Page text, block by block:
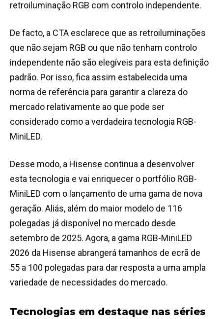
retroiluminação RGB com controlo independente.
De facto, a CTA esclarece que as retroiluminações
que não sejam RGB ou que não tenham controlo
independente não são elegíveis para esta definição
padrão. Por isso, fica assim estabelecida uma
norma de referência para garantir a clareza do
mercado relativamente ao que pode ser
considerado como a verdadeira tecnologia RGB-
MiniLED.
Desse modo, a Hisense continua a desenvolver
esta tecnologia e vai enriquecer o portfólio RGB-
MiniLED com o lançamento de uma gama de nova
geração. Aliás, além do maior modelo de 116
polegadas já disponível no mercado desde
setembro de 2025. Agora, a gama RGB-MiniLED
2026 da Hisense abrangerá tamanhos de ecrã de
55 a 100 polegadas para dar resposta a uma ampla
variedade de necessidades do mercado.
Tecnologias em destaque nas séries